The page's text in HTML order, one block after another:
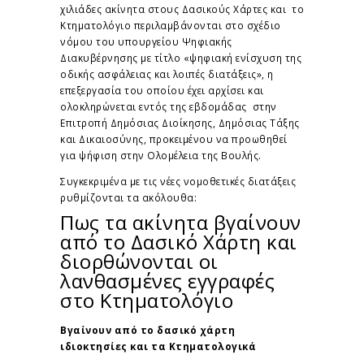
χιλιάδες ακίνητα στους Δασικούς Χάρτες και το
Κτηματολόγιο περιλαμβάνονται στο σχέδιο
νόμου του υπουργείου Ψηφιακής
Διακυβέρνησης με τίτλο «ψηφιακή ενίσχυση της
οδικής ασφάλειας και λοιπές διατάξεις», η
επεξεργασία του οποίου έχει αρχίσει και
ολοκληρώνεται εντός της εβδομάδας στην
Επιτροπή Δημόσιας Διοίκησης, Δημόσιας Τάξης
και Δικαιοσύνης, προκειμένου να προωθηθεί
για ψήφιση στην Ολομέλεια της Βουλής.
Συγκεκριμένα με τις νέες νομοθετικές διατάξεις
ρυθμίζονται τα ακόλουθα:
Πως τα ακίνητα βγαίνουν
από το Δασικό Χάρτη και
διορθώνονται οι
λανθασμένες εγγραφές
στο Κτηματολόγιο
Βγαίνουν από το δασικό χάρτη
ιδιοκτησίες και τα Κτηματολογικά